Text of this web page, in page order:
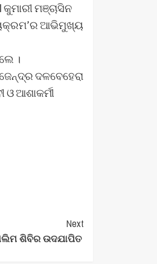
ମଞ୍ଚାସିନ
ଆଭିମୁଖ୍ୟ
।
ଦଳବେହେରା
ଆଶାକର୍ମୀ
Next
ଶିବିର ଉଦଯାପିତ